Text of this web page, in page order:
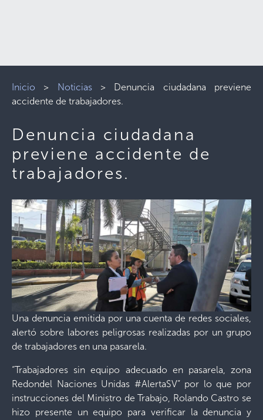
Inicio > Noticias> Denuncia ciudadana previene
accidente de trabajadores.
Denuncia ciudadana
previene accidente de
trabajadores.
Una denuncia emitida por una cuenta de redes sociales,
alertó sobre labores peligrosas realizadas por un grupo
de trabajadores en una pasarela.
“Trabajadores sin equipo adecuado en pasarela, zona
Redondel Naciones Unidas #AlertaSV” por lo que por
instrucciones del Ministro de Trabajo, Rolando Castro se
hizo presente un equipo para verificar la denuncia y